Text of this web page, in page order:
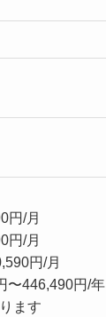
円/月
円/月
円/月
〜446,490円/年
ます